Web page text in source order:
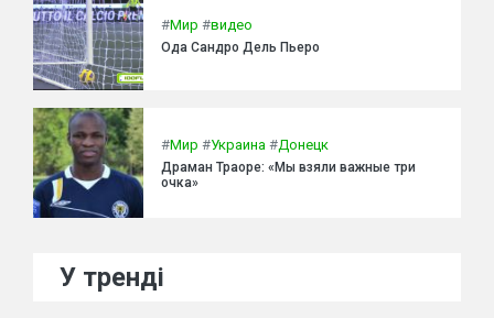
#Мир #видео
Ода Сандро Дель Пьеро
#Мир #Украина #Донецк
Драман Траоре: «Мы взяли важные три
очка»
У тренді